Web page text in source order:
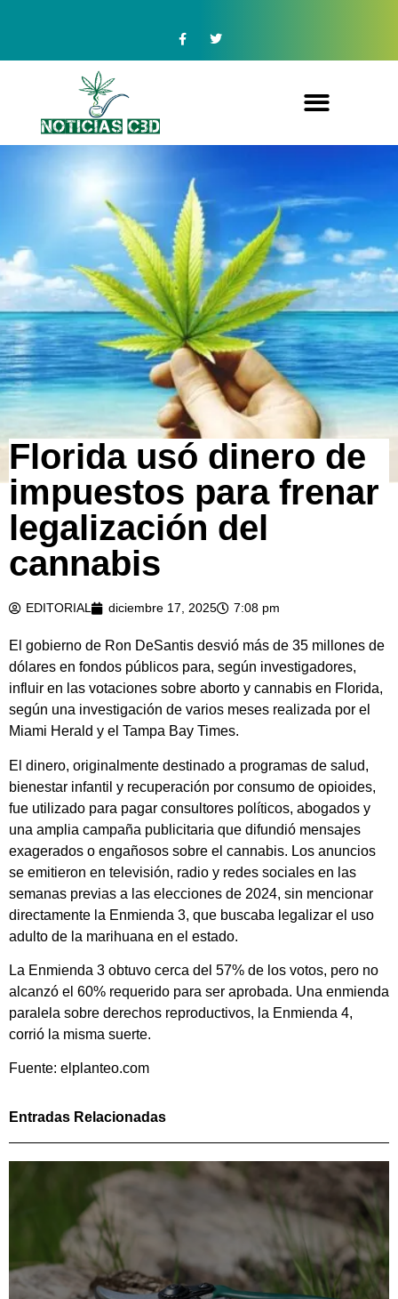
Florida usó dinero de
impuestos para frenar
legalización del
cannabis
EDITORIAL diciembre 17, 2025 7:08 pm
El gobierno de Ron DeSantis desvió más de 35 millones de
dólares en fondos públicos para, según investigadores,
influir en las votaciones sobre aborto y cannabis en Florida,
según una investigación de varios meses realizada por el
Miami Herald y el Tampa Bay Times.
El dinero, originalmente destinado a programas de salud,
bienestar infantil y recuperación por consumo de opioides,
fue utilizado para pagar consultores políticos, abogados y
una amplia campaña publicitaria que difundió mensajes
exagerados o engañosos sobre el cannabis. Los anuncios
se emitieron en televisión, radio y redes sociales en las
semanas previas a las elecciones de 2024, sin mencionar
directamente la Enmienda 3, que buscaba legalizar el uso
adulto de la marihuana en el estado.
La Enmienda 3 obtuvo cerca del 57% de los votos, pero no
alcanzó el 60% requerido para ser aprobada. Una enmienda
paralela sobre derechos reproductivos, la Enmienda 4,
corrió la misma suerte.
Fuente: elplanteo.com
Entradas Relacionadas